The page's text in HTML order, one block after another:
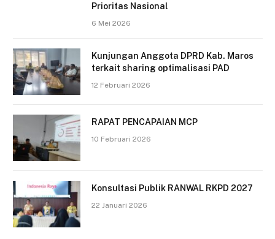
Prioritas Nasional
6 Mei 2026
Kunjungan Anggota DPRD Kab. Maros
terkait sharing optimalisasi PAD
12 Februari 2026
RAPAT PENCAPAIAN MCP
10 Februari 2026
Konsultasi Publik RANWAL RKPD 2027
22 Januari 2026